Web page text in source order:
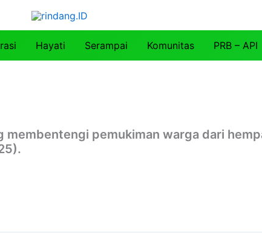
Hayati Serampai Komunitas PRB – API
pemukiman warga dari